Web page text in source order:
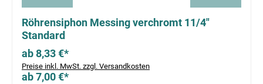
Röhrensiphon Messing verchromt 11/4"
Standard
ab 8,33 €*
Preise inkl. MwSt. zzgl. Versandkosten
ab 7,00 €*